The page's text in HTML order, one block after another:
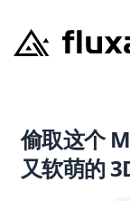
偷取这个
又软萌的